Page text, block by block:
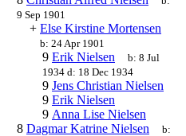
9 Sep 1901
+ Else Kirstine Mortensen
b:24 Apr 1901
9 Erik Nielsen b:8 Jul
1934 d: 18 Dec 1934
9 Jens Christian Nielsen
9 Erik Nielsen
9 Anna Lise Nielsen
8 Dagmar Katrine Nielsen
b: